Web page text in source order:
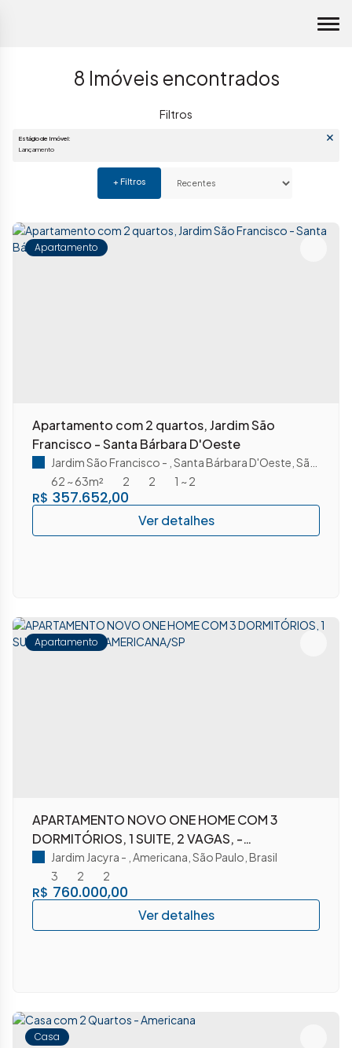
8 Imóveis encontrados
Estágio de Imóvel:
Apartamento
Apartamento com 2 quartos, Jardim São
Francisco - Santa Bárbara D'Oeste
R$ 357.652,00
Jardim São Francisco Santa Bárbara D'Oeste São Paulo
2
2
62 ~ 63m² 1 ~ 2
Apartamento
APARTAMENTO NOVO ONE HOME COM 3
DORMITÓRIOS, 1 SUITE, 2 VAGAS, -
AMERICANA/SP
R$ 760.000,00
Jardim Jacyra Americana São Paulo Brasil
3
2 2
Casa